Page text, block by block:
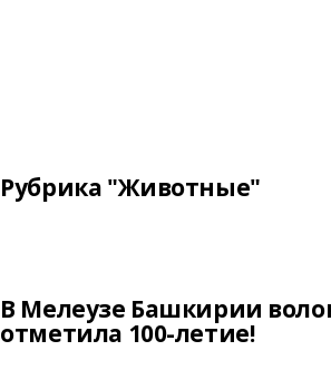
Рубрика "Животные"
В Мелеузе Башкирии
отметила 100-летие!